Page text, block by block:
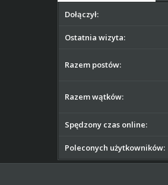
Dołączył:
Ostatnia wizyta:
Razem postów:
Razem wątków:
Spędzony czas online:
Poleconych użytkowników: